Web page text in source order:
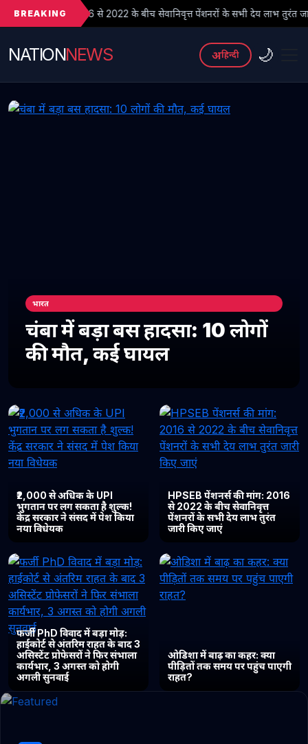
BREAKING
से 2022 के बीच सेवानिवृत्त पेंशनरों के सभी देय लाभ तुरंत जारी किए जाएं
NATIONNEWS अहिन्दी 🌙
भारत
चंबा में बड़ा बस हादसा: 10 लोगों
की मौत, कई घायल
₹2,000 से अधिक के UPI
भुगतान पर लग सकता है शुल्क!
केंद्र सरकार ने संसद में पेश किया
नया विधेयक
HPSEB पेंशनर्स की मांग: 2016
से 2022 के बीच सेवानिवृत्त
पेंशनरों के सभी देय लाभ तुरंत
जारी किए जाएं
फर्जी PhD विवाद में बड़ा मोड़:
हाईकोर्ट से अंतरिम राहत के बाद 3
असिस्टेंट प्रोफेसरों ने फिर संभाला
कार्यभार, 3 अगस्त को होगी
अगली सुनवाई
ओडिशा में बाढ़ का कहर: क्या
पीड़ितों तक समय पर पहुंच पाएगी
राहत?